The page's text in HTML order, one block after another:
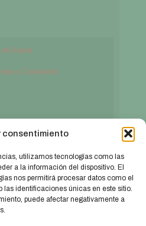
consentimiento
utilizamos tecnologías como las
a la información del dispositivo. El
nos permitirá procesar datos como el
identificaciones únicas en este sitio.
puede afectar negativamente a
Salud
y Colesterol